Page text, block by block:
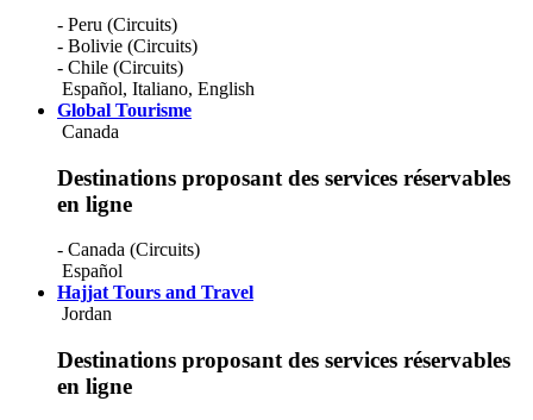
- Peru (Circuits)
- Bolivie (Circuits)
- Chile (Circuits)
Español, Italiano, English
Global Tourisme
Canada
Destinations proposant des services réservables
en ligne
- Canada (Circuits)
Español
Hajjat Tours and Travel
Jordan
Destinations proposant des services réservables
en ligne